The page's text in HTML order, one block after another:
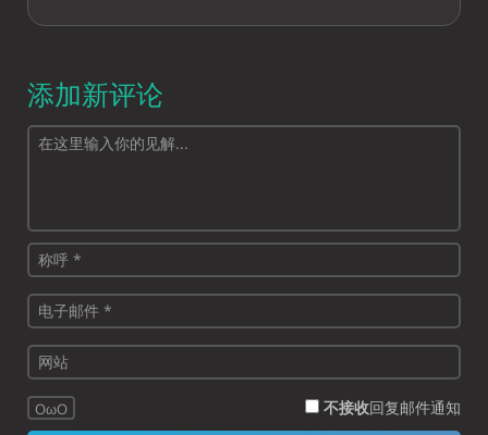
添加新评论
OωO 不接收回复邮件通知